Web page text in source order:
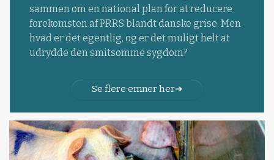
sammen om en national plan for at reducere
forekomsten af PRRS blandt danske grise. Men
hvad er det egentlig, og er det muligt helt at
udrydde den smitsomme sygdom?
Se flere emner her